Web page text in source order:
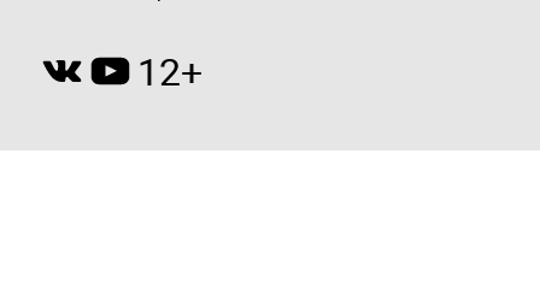
12+